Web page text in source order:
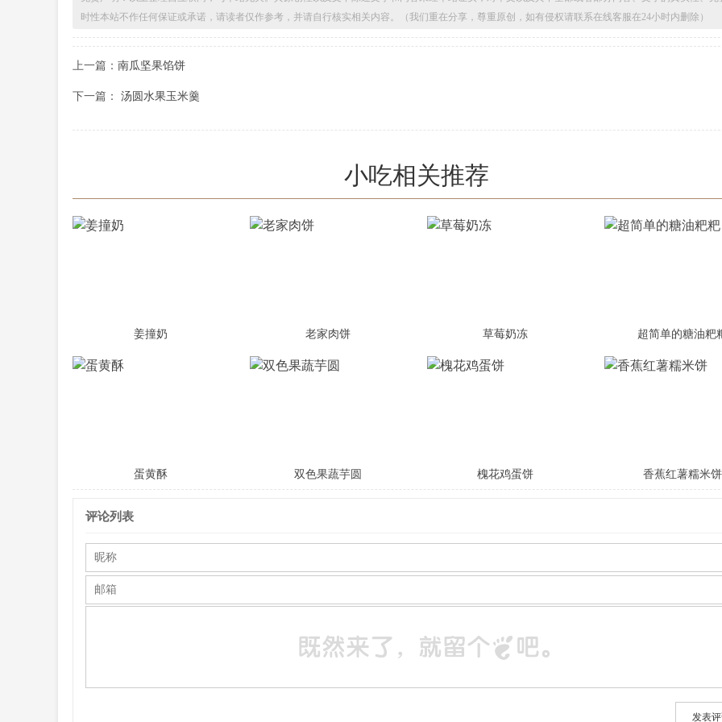
时性本站不作任何保证或承诺，请读者仅作参考，并请自行核实相关内容。（我们重在分享，尊重原创，如有侵权请联系在线客服在24小时内删除）
上一篇： 南瓜坚果馅饼
下一篇： 汤圆水果玉米羹
小吃相关推荐
姜撞奶 老家肉饼 草莓奶冻 超简单的糖油粑
蛋黄酥 双色果蔬芋圆 槐花鸡蛋饼 香蕉红薯糯米饼
评论列表
发表